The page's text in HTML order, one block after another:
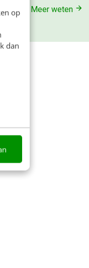
op
dan
Meer weten